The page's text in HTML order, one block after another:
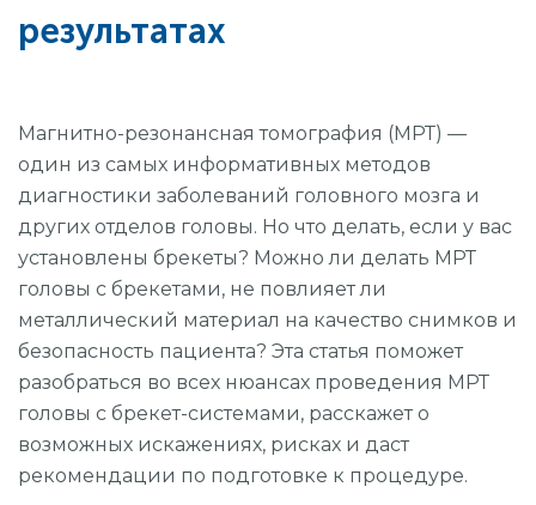
ПРОТЕЗИРОВАНИЕ
ОРТОДОНТИЯ (БРЕКЕТЫ И ЭЛАЙНЕРЫ)
ВИНИРЫ
ОТБЕЛИВАНИЕ
ГИГИЕНА
ДЕТСКАЯ СТОМАТОЛОГИЯ
ОСОБЫЕ УСЛОВИЯ
ХИРУРГИЧЕСКАЯ СТОМАТОЛОГИЯ
результатах
Магнитно-резонансная томография (МРТ) —
один из самых информативных методов
диагностики заболеваний головного мозга и
других отделов головы. Но что делать, если у вас
установлены брекеты? Можно ли делать МРТ
головы с брекетами, не повлияет ли
металлический материал на качество снимков и
безопасность пациента? Эта статья поможет
разобраться во всех нюансах проведения МРТ
головы с брекет-системами, расскажет о
возможных искажениях, рисках и даст
рекомендации по подготовке к процедуре.